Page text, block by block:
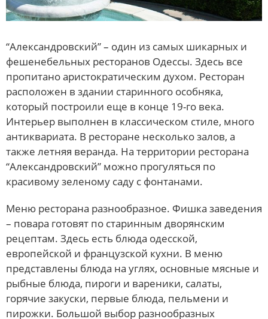
“Александровский” – один из самых шикарных и
фешенебельных ресторанов Одессы. Здесь все
пропитано аристократическим духом. Ресторан
расположен в здании старинного особняка,
который построили еще в конце 19-го века.
Интерьер выполнен в классическом стиле, много
антиквариата. В ресторане несколько залов, а
также летняя веранда. На территории ресторана
“Александровский” можно прогуляться по
красивому зеленому саду с фонтанами.
Меню ресторана разнообразное. Фишка заведения
– повара готовят по старинным дворянским
рецептам. Здесь есть блюда одесской,
европейской и французской кухни. В меню
представлены блюда на углях, основные мясные и
рыбные блюда, пироги и вареники, салаты,
горячие закуски, первые блюда, пельмени и
пирожки. Большой выбор разнообразных